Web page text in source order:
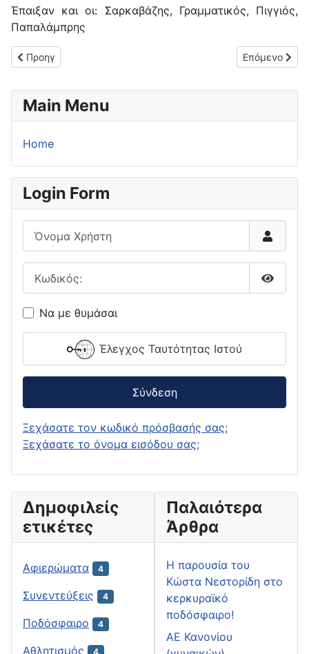
Έπαιξαν και οι: Σαρκαβάζης, Γραμματικός, Πιγγιός,
Παπαλάμπρης
Προηγούμενο άρθρο: Πρόκριση στα ημιτελικά για την
Προηγ Επόμενο
Επόμενο
Main Menu
Home
Login Form
Όνομα Χρήστη
Να με θυμάσαι
Έλεγχος Ταυτότητας Ιστού
Σύνδεση
Ξεχάσατε τον κωδικό πρόσβασής σας;
Ξεχάσατε το όνομα εισόδου σας;
Δημοφιλείς
ετικέτες
Αφιερώματα 4
Συνεντεύξεις 4
Ποδόσφαιρο 4
Αθλητισμός 4
Παλαιότερα
Άρθρα
H παρουσία του
Κώστα Νεστορίδη στο
κερκυραϊκό
ποδόσφαιρο!
ΑΕ Κανονίου